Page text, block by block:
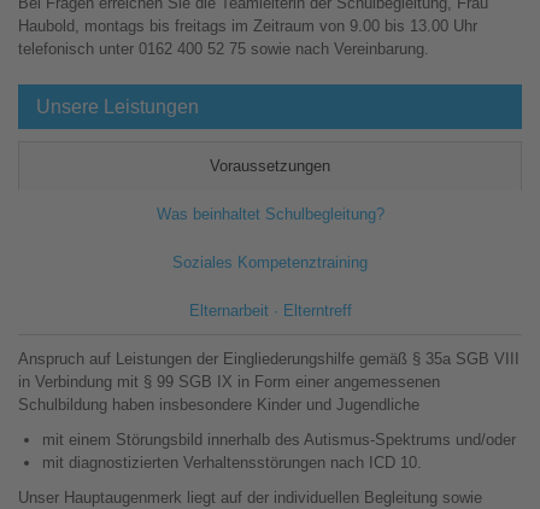
Haubold, montags bis freitags im Zeitraum von 9.00 bis 13.00 Uhr
telefonisch unter 0162 400 52 75 sowie nach Vereinbarung.
Unsere Leistungen
Voraussetzungen
Was beinhaltet Schulbegleitung?
Soziales Kompetenztraining
Elternarbeit · Elterntreff
Anspruch auf Leistungen der Eingliederungshilfe gemäß § 35a SGB VIII
in Verbindung mit § 99 SGB IX in Form einer angemessenen
Schulbildung haben insbesondere Kinder und Jugendliche
mit einem Störungsbild innerhalb des Autismus-Spektrums und/oder
mit diagnostizierten Verhaltensstörungen nach ICD 10.
Unser Hauptaugenmerk liegt auf der individuellen Begleitung sowie